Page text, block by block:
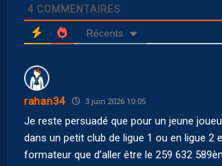
4 COMMENTAIRES
Récents
rahan34 3 juin 2026 10:05
Je reste persuadé que pour un jeune
dans un petit club de ligue 1 ou en ligue 2
formateur que d’aller être le 259 632